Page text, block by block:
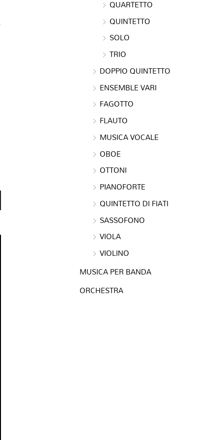
QUARTETTO
QUINTETTO
SOLO
TRIO
DOPPIO QUINTETTO
ENSEMBLE VARI
FAGOTTO
FLAUTO
MUSICA VOCALE
OBOE
OTTONI
PIANOFORTE
QUINTETTO DI FIATI
SASSOFONO
VIOLA
VIOLINO
MUSICA PER BANDA
ORCHESTRA